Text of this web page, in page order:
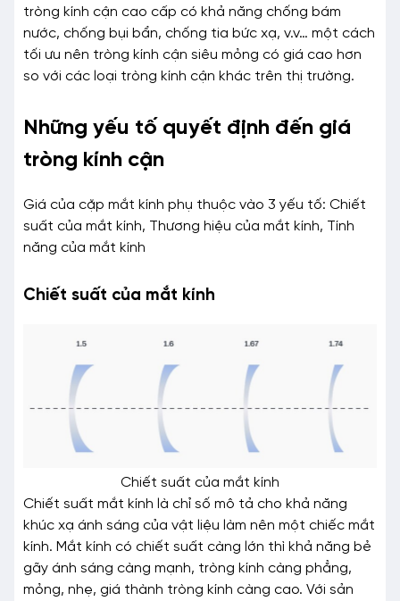
tròng kính cận cao cấp có khả năng chống bám
nước, chống bụi bẩn, chống tia bức xạ, v.v… một cách
tối ưu nên tròng kính cận siêu mỏng có giá cao hơn
so với các loại tròng kính cận khác trên thị trường.
Những yếu tố quyết định đến giá
tròng kính cận
Giá của cặp mắt kính phụ thuộc vào 3 yếu tố: Chiết
suất của mắt kính, Thương hiệu của mắt kính, Tính
năng của mắt kính
Chiết suất của mắt kính
Chiết suất của mắt kính
Chiết suất mắt kính là chỉ số mô tả cho khả năng
khúc xạ ánh sáng của vật liệu làm nên một chiếc mắt
kính. Mắt kính có chiết suất càng lớn thì khả năng bẻ
gãy ánh sáng càng mạnh, tròng kính càng phẳng,
mỏng, nhẹ, giá thành tròng kính càng cao. Với sản